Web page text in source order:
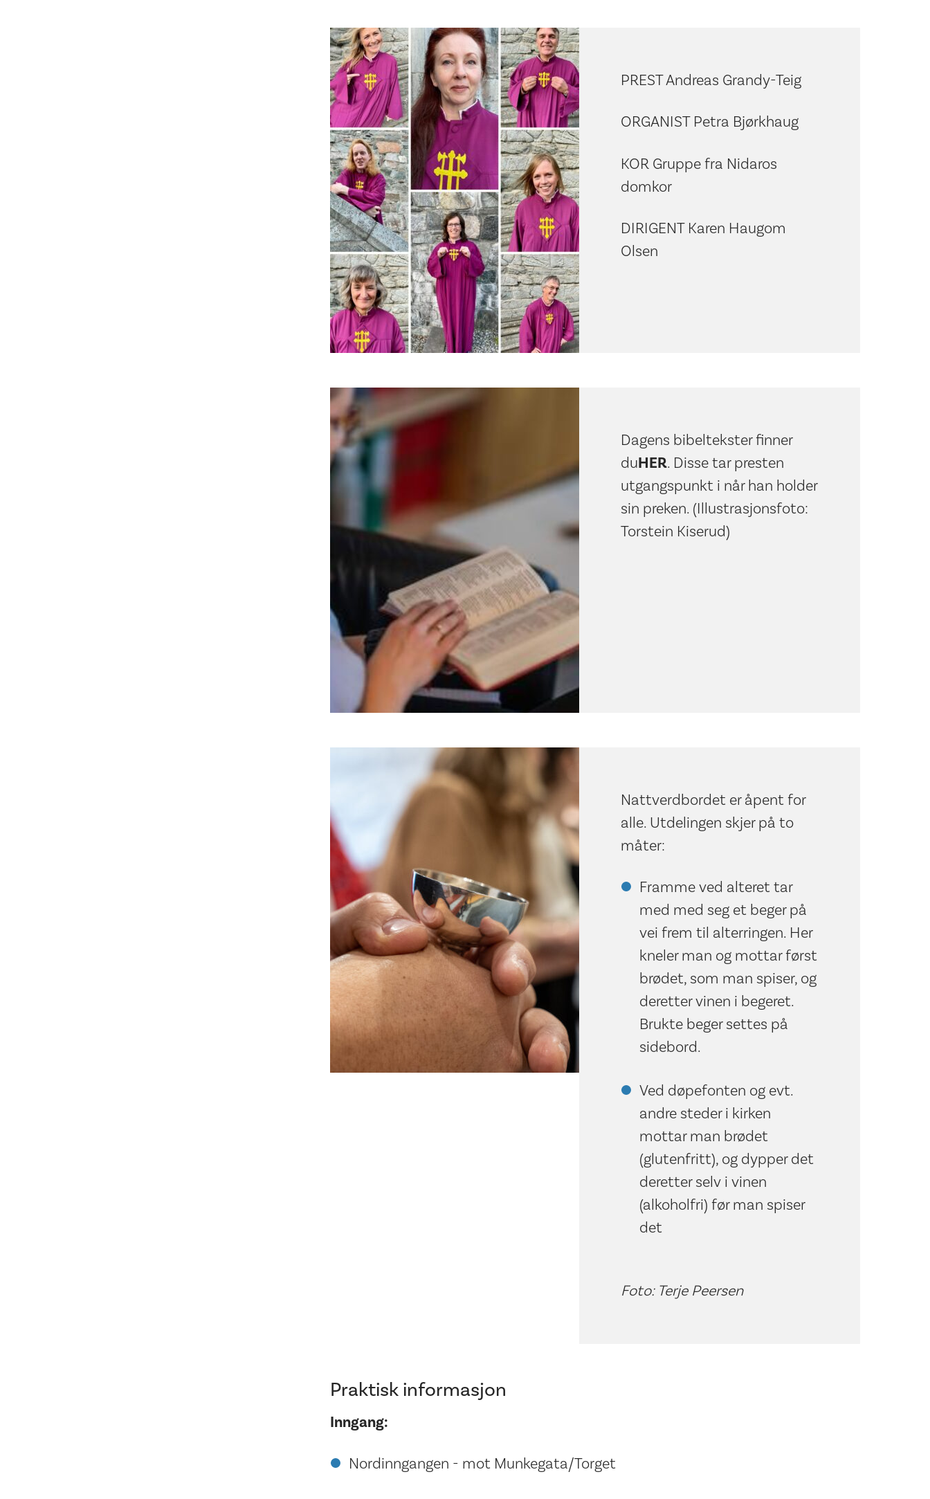
PREST Andreas Grandy-Teig
ORGANIST Petra Bjørkhaug
KOR Gruppe fra Nidaros
domkor
DIRIGENT Karen Haugom
Olsen
Dagens bibeltekster finner
duHER.Disse tar presten
utgangspunkt i når han holder
sin preken. (Illustrasjonsfoto:
Torstein Kiserud)
Nattverdbordet er åpent for
alle. Utdelingen skjer på to
måter:
Framme ved alteret tar
med med seg et beger på
vei frem til alterringen. Her
kneler man og mottar først
brødet, som man spiser, og
deretter vinen i begeret.
Brukte beger settes på
sidebord.
Ved døpefonten og evt.
andre steder i kirken
mottar man brødet
(glutenfritt), og dypper det
deretter selv i vinen
(alkoholfri) før man spiser
det
Foto: Terje Peersen
Praktisk informasjon
Inngang:
Nordinngangen - mot Munkegata/Torget